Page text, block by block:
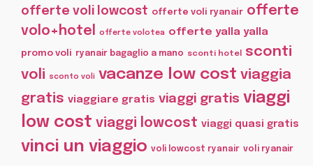
offerte voli lowcost offerte voli ryanair offerte
volo+hotel
offerte volotea offerte yalla yalla
promo voli ryanair bagaglio a mano sconti hotel
sconti
voli
sconto voli vacanze low cost viaggia
gratis viaggiare gratis viaggi gratis viaggi
low cost viaggi lowcost viaggi quasi gratis
vinci un viaggio voli lowcost ryanair voli ryanair